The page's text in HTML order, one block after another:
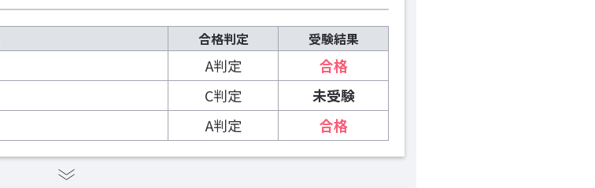
合格判定 受験結果
A判定
合格
C判定
未受験
A判定 合格